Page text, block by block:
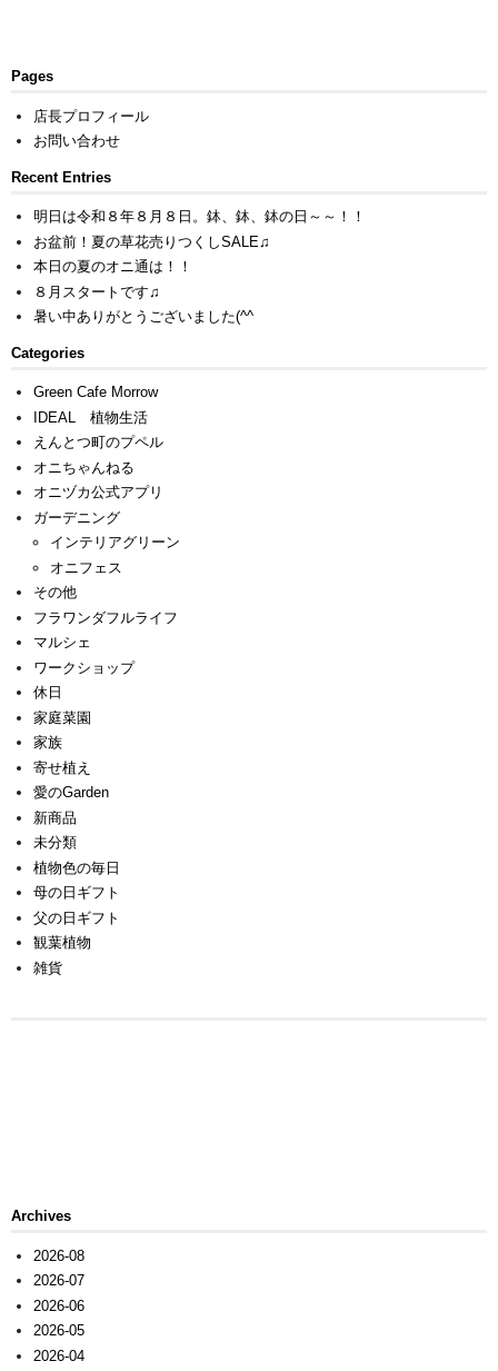
Pages
店長プロフィール
お問い合わせ
Recent Entries
明日は令和８年８月８日。鉢、鉢、鉢の日～～！！
お盆前！夏の草花売りつくしSALE♫
本日の夏のオニ通は！！
８月スタートです♫
暑い中ありがとうございました(^^ゞ
Categories
Green Cafe Morrow
IDEAL 植物生活
えんとつ町のプペル
オニちゃんねる
オニヅカ公式アプリ
ガーデニング
インテリアグリーン
オニフェス
その他
フラワンダフルライフ
マルシェ
ワークショップ
休日
家庭菜園
家族
寄せ植え
愛のGarden
新商品
未分類
植物色の毎日
母の日ギフト
父の日ギフト
観葉植物
雑貨
Archives
2026-08
2026-07
2026-06
2026-05
2026-04